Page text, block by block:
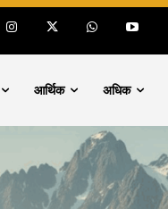
आर्थिक अधिक